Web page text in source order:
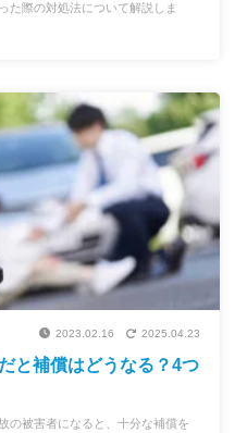
た際の対処法について解説しま
2023.02.16 2025.04.23
と補償はどうなる？4つ
の被害者になると、十分な補償を